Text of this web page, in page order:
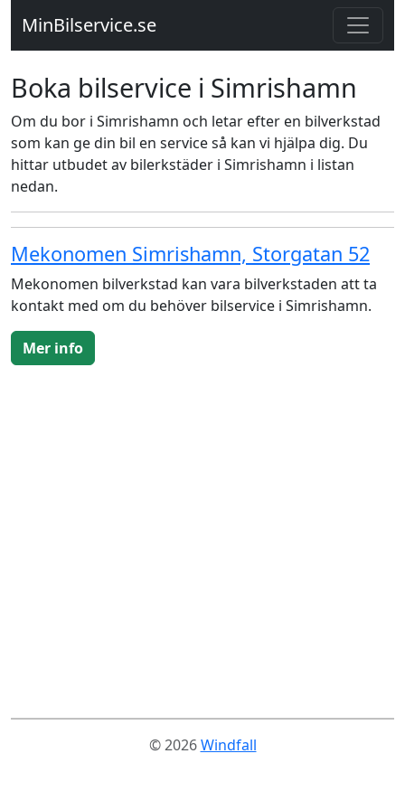
MinBilservice.se
Boka bilservice i Simrishamn
Om du bor i Simrishamn och letar efter en bilverkstad
som kan ge din bil en service så kan vi hjälpa dig. Du
hittar utbudet av bilerkstäder i Simrishamn i listan
nedan.
Mekonomen Simrishamn, Storgatan 52
Mekonomen bilverkstad kan vara bilverkstaden att ta
kontakt med om du behöver bilservice i Simrishamn.
Mer info
© 2026Windfall